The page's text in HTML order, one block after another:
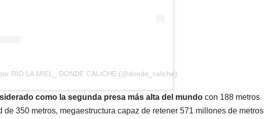
RÍO LA MIEL_ DONDE CALICHE (@donde_caliche)
como la segunda presa más alta del mundo con 188 metros
de 350 metros, megaestructura capaz de retener 571 millones de metros